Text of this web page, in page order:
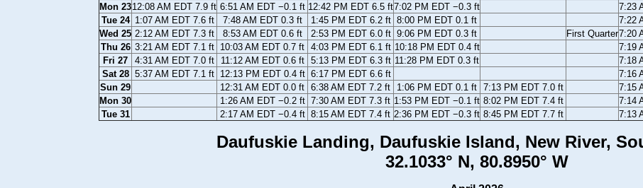
Mon 2312:08 AM EDT 7.9 ft 6:51 AM EDT −0.1 ft 12:42 PM EDT 6.5 ft7:02 PM EDT −0.3 ft 7:23
Tue 24 1:07 AM EDT 7.6 ft 7:48 AM EDT 0.3 ft 1:45 PM EDT 6.2 ft 8:00 PM EDT 0.1 ft 7:22
Wed 25 2:12 AM EDT 7.3 ft 8:53 AM EDT 0.6 ft 2:53 PM EDT 6.0 ft 9:06 PM EDT 0.3 ft First Quarter7:20
Thu 26 3:21 AM EDT 7.1 ft 10:03 AM EDT 0.7 ft 4:03 PM EDT 6.1 ft 10:18 PM EDT 0.4 ft 7:19
Fri 27
4:31 AM EDT 7.0 ft 11:12 AM EDT 0.6 ft 5:13 PM EDT 6.3 ft 11:28 PM EDT 0.3 ft 7:18
Sat 28 5:37 AM EDT 7.1 ft 12:13 PM EDT 0.4 ft 6:17 PM EDT 6.6 ft 7:16
Sun 29
12:31 AM EDT 0.0 ft 6:38 AM EDT 7.2 ft 1:06 PM EDT 0.1 ft 7:13 PM EDT 7.0 ft 7:15
Mon 30
1:26 AM EDT −0.2 ft 7:30 AM EDT 7.3 ft 1:53 PM EDT −0.1 ft 8:02 PM EDT 7.4 ft 7:14
Tue 31
2:17 AM EDT −0.4 ft 8:15 AM EDT 7.4 ft 2:36 PM EDT −0.3 ft 8:45 PM EDT 7.7 ft 7:13
Daufuskie Landing, Daufuskie Island, New River,
32.1033° N, 80.8950° W